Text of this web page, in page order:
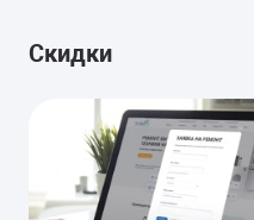
Скидки